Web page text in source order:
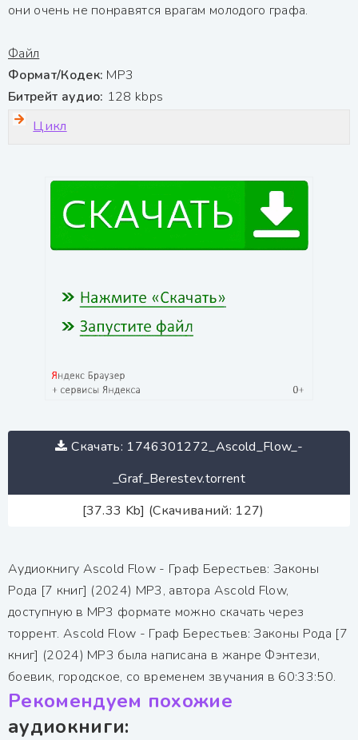
они очень не понравятся врагам молодого графа.
Файл
Формат/Кодек: МР3
Битрейт аудио: 128 kbps
Цикл
Скачать: 1746301272_Ascold_Flow_-
_Graf_Berestev.torrent
[37.33 Kb] (Скачиваний: 127)
Аудиокнигу Ascold Flow - Граф Берестьев: Законы
Рода [7 книг] (2024) МР3, автора Ascold Flow,
доступную в MP3 формате можно скачать через
торрент. Ascold Flow - Граф Берестьев: Законы Рода [7
книг] (2024) МР3 была написана в жанре Фэнтези,
боевик, городское, со временем звучания в 60:33:50.
Рекомендуем похожие
аудиокниги: